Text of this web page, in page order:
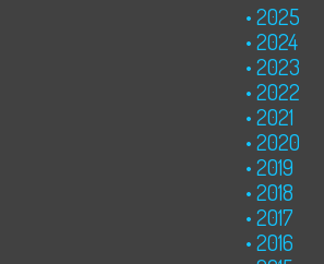
2025
2024
2023
2022
2021
2020
2019
2018
2017
2016